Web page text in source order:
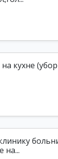
кухне
на...